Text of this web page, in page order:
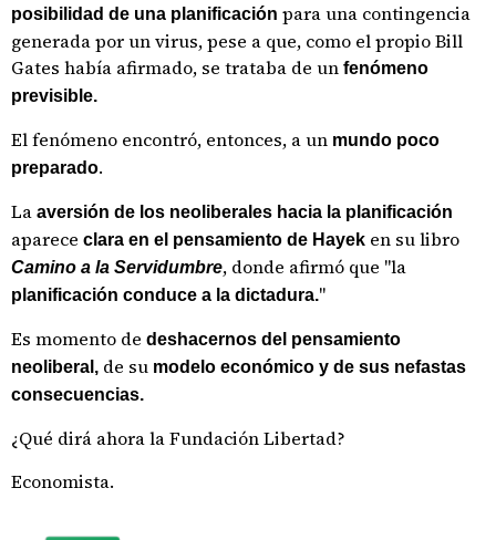
posibilidad de una planificación para una contingencia
generada por un virus, pese a que, como el propio Bill
Gates había afirmado, se trataba de un fenómeno
previsible.
El fenómeno encontró, entonces, a un mundo poco
preparado.
La aversión de los neoliberales hacia la planificación
aparece clara en el pensamiento de Hayek en su libro
Camino a la Servidumbre, donde afirmó que "la
planificación conduce a la dictadura."
Es momento de deshacernos del pensamiento
neoliberal, de su modelo económico y de sus nefastas
consecuencias.
¿Qué dirá ahora la Fundación Libertad?
Economista.